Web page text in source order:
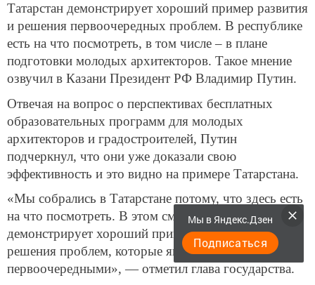
Татарстан демонстрирует хороший пример развития
и решения первоочередных проблем. В республике
есть на что посмотреть, в том числе – в плане
подготовки молодых архитекторов. Такое мнение
озвучил в Казани Президент РФ Владимир Путин.
Отвечая на вопрос о перспективах бесплатных
образовательных программ для молодых
архитекторов и градостроителей, Путин
подчеркнул, что они уже доказали свою
эффективность и это видно на примере Татарстана.
«Мы собрались в Татарстане потому, что здесь есть
на что посмотреть. В этом смысле республика
демонстрирует хороший пример развития и
решения проблем, которые являются
первоочередными», — отметил глава государства.
Мы в Яндекс.Дзен
Подписаться